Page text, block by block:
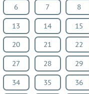
Физкультура
ВИДЕОРЕШЕНИЯ
6 7 8
13 14 15
20 21 22
27 28 29
34 35 36